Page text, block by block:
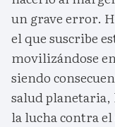
un grave error.
el que suscribe
movilizándose
siendo
salud planetaria,
la lucha contra